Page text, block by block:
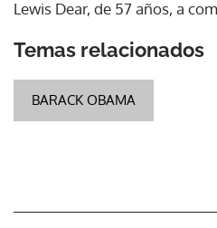
Lewis Dear, de 57 años, a
Temas relacionados
BARACK OBAMA